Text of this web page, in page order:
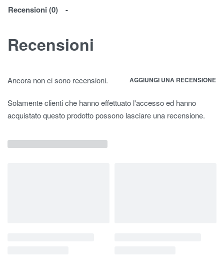
Recensioni (0)
Recensioni
Ancora non ci sono recensioni. AGGIUNGI UNA RECENSIONE
Solamente clienti che hanno effettuato l'accesso ed hanno
acquistato questo prodotto possono lasciare una recensione.